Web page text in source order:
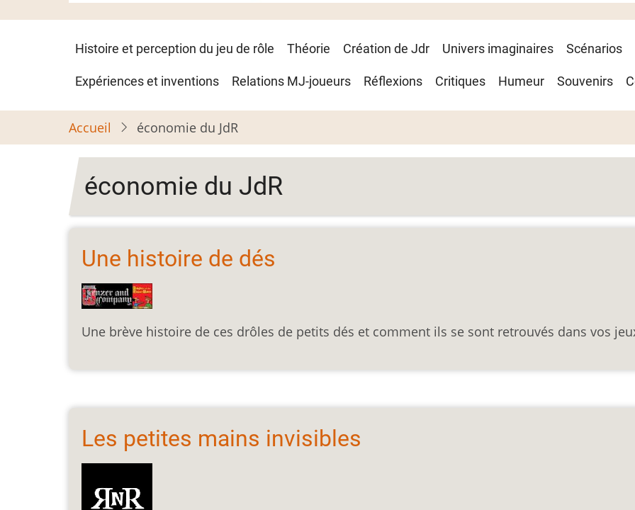
Navigation
principale
Histoire et perception du jeu de rôle Théorie Création de Jdr Univers imaginaires Scénarios
Expériences et inventions Relations MJ-joueurs Réflexions Critiques Humeur Souvenirs
Accueil économie du JdR
économie du JdR
Une histoire de dés
Une brève histoire de ces drôles de petits dés et comment ils se sont retrouvés dans vos
Les petites mains invisibles